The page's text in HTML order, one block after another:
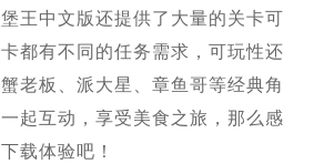
王中文版还提供了大量的关卡可
都有不同的任务需求，可玩性还
老板、派大星、章鱼哥等经典角
起互动，享受美食之旅，那么感
载体验吧！